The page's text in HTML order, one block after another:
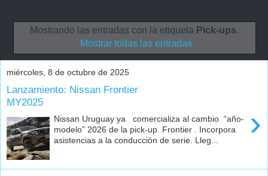
Mostrando las entradas con la etiqueta Pick-ups.
Mostrar todas las entradas
miércoles, 8 de octubre de 2025
Lanzamiento: Nissan Frontier
MY2025
›
Nissan Uruguay ya comercializa al cambio “año-
modelo” 2026 de la pick-up Frontier . Incorpora
asistencias a la conducción de serie. Lleg...